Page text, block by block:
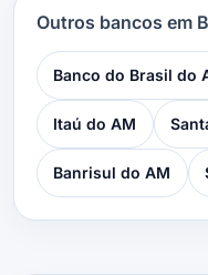
Outros bancos em
Banco do Brasil do
Itaú do AM
Banrisul do AM